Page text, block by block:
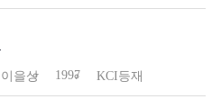
이을상 1997 KCI등재